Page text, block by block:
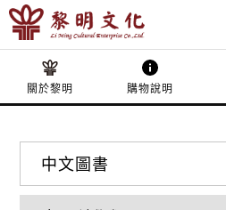
關於黎明 購物說明